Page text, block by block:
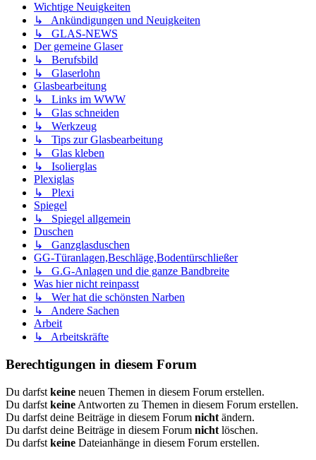
Wichtige Neuigkeiten
↳ Ankündigungen und Neuigkeiten
↳ GLAS-NEWS
Der gemeine Glaser
↳ Berufsbild
↳ Glaserlohn
Glasbearbeitung
↳ Links im WWW
↳ Glas schneiden
↳ Werkzeug
↳ Tips zur Glasbearbeitung
↳ Glas kleben
↳ Isolierglas
Plexiglas
↳ Plexi
Spiegel
↳ Spiegel allgemein
Duschen
↳ Ganzglasduschen
GG-Türanlagen,Beschläge,Bodentürschließer
↳ G.G-Anlagen und die ganze Bandbreite
Was hier nicht reinpasst
↳ Wer hat die schönsten Narben
↳ Andere Sachen
Arbeit
↳ Arbeitskräfte
Berechtigungen in diesem Forum
Du darfst keine neuen Themen in diesem Forum erstellen.
Du darfst keine Antworten zu Themen in diesem Forum erstellen.
Du darfst deine Beiträge in diesem Forum nicht ändern.
Du darfst deine Beiträge in diesem Forum nicht löschen.
Du darfst keine Dateianhänge in diesem Forum erstellen.